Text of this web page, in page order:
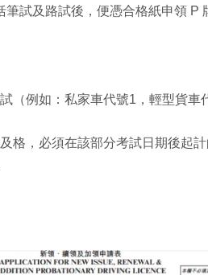
試及路試後，便憑合格紙申領 P
（例如：私家車代號1，輕型貨車
格，必須在該部分考試日期後起